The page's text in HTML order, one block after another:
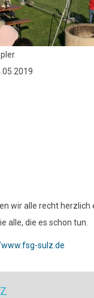
wir alle recht herzlich
alle, die es schon tun.
sulz.de